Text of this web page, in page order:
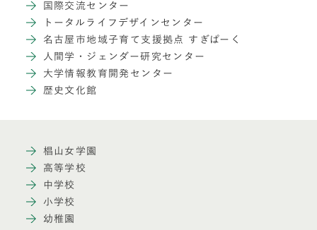
国際交流センター
トータルライフデザインセンター
名古屋市地域子育て支援拠点 すぎぱーく
人間学・ジェンダー研究センター
大学情報教育開発センター
歴史文化館
椙山女学園
高等学校
中学校
小学校
幼稚園